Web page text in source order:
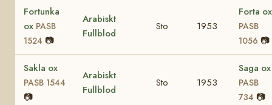
Fortunka
ox PASB
1524 📷
Arabiskt
Fullblod
Sto 1953
Forta ox
PASB
1056 📷
Sakla ox
PASB 1544
📷
Arabiskt
Fullblod
Sto 1953
Saga ox
PASB
734 📷